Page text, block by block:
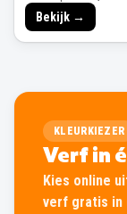
Bekijk →
KLEURKIEZER
Verf in
Kies online
verf gratis in